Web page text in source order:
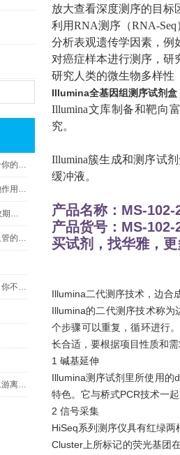
二代测序 QC 全流程，这可能适合你的QC方案！！！
CPT单核细胞准备管中的单核细胞作用介绍
BD P800采血管的储存条件与有效期管理规范
Streck 218962 血浆游离DNA采血管的制备工艺流程
一粒肉酱竟然引发这么严重后果！你不注意会后悔！
采血后标本存放时间及温度对血浆游离DNA含量检测结果的影响
放大查看深度测序的目标
利用RNA测序（RNA-
分析表观遗传学因素，
对癌症样本进行测序，研
研究人类的微生物多样性
Illumina全基因组测序试剂盒
Illumina文库制备和靶向
究。
Illumina簇生成和测序试
缓冲液。
产品名称： MS-
产品货号：MS-102-
买试剂，找华雅，
Illumina二代测序技术，边合
Illumina的二代测序技术称
个步骤可以重复，循环进行
长合适，要根据项目性质和
1 碱基延伸
Illumina测序试剂里所使用的
特色。它与桥式PCR技术一
2 信号采集
HiSeq系列测序仪具有红绿
Cluster上所标记的荧光基团